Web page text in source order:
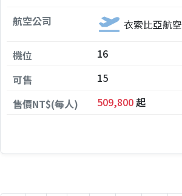
衣索比亞航空
16
15
509,800起